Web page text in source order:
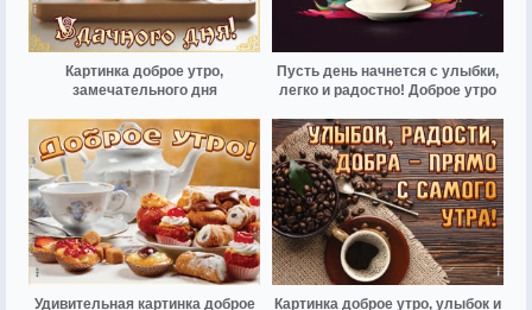
Картинка доброе утро,
замечательного дня
Пусть день начнется с улыбки,
легко и радостно! Доброе утро
Удивительная картинка доброе Картинка доброе утро, улыбок и